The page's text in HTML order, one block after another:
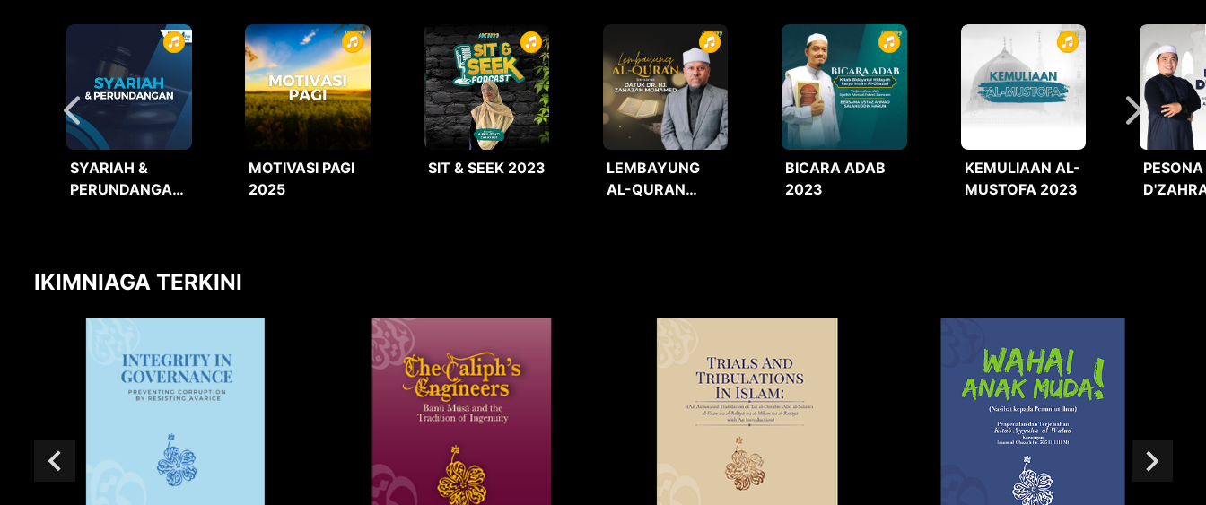
SYARIAH &
PERUNDANGAN
MOTIVASI PAGI
2025
SIT & SEEK 2023
LEMBAYUNG
AL-QURAN
BICARA ADAB
2023
KEMULIAAN AL-
MUSTOFA 2023
PESONA
IKIMNIAGA TERKINI